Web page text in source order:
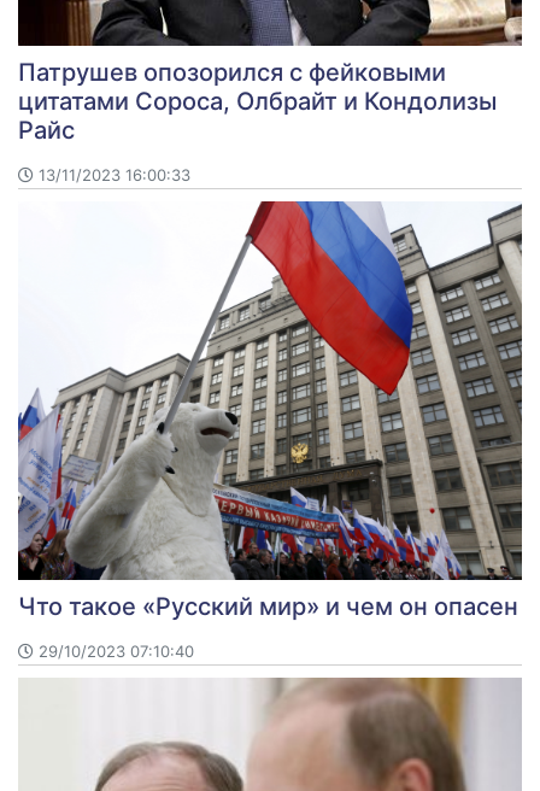
Патрушев опозорился с фейковыми
цитатами Сороса, Олбрайт и Кондолизы
Райс
13/11/2023 16:00:33
Что такое «Русский мир» и чем он опасен
29/10/2023 07:10:40